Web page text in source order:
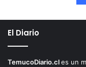
El Diario
TemucoDiario.cles un